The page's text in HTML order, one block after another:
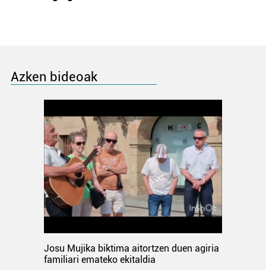
Azken bideoak
Josu Mujika biktima aitortzen duen agiria
familiari emateko ekitaldia